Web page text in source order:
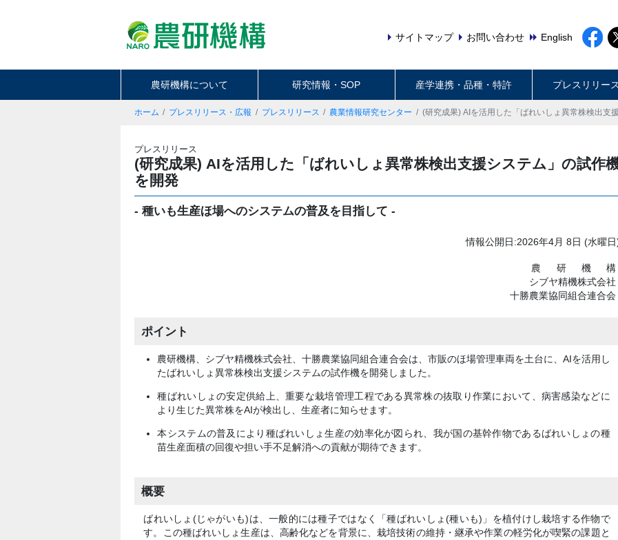
サイトマップ お問い合わせ English
農研機構について 研究情報・SOP 産学連携・品種・特許 プレスリリー
ホーム プレスリリース・広報 プレスリリース 農業情報研究センター (研究成果) AIを活用した「ばれいしょ異常株検出支
プレスリリース
(研究成果) AIを活用した「ばれいしょ異常株検出支援システム」の試作
を開発
- 種いも生産ほ場へのシステムの普及を目指して -
情報公開日:2026年4月 8日 (水曜日
農研機 構
シブヤ精機株式会社
十勝農業協同組合連合会
ポイント
農研機構、シブヤ精機株式会社、十勝農業協同組合連合会は、市販のほ場管理車両を土台に、AIを活用し
たばれいしょ異常株検出支援システムの試作機を開発しました。
種ばれいしょの安定供給上、重要な栽培管理工程である異常株の抜取り作業において、病害感染などに
より生じた異常株をAIが検出し、生産者に知らせます。
本システムの普及により種ばれいしょ生産の効率化が図られ、我が国の基幹作物であるばれいしょの種
苗生産面積の回復や担い手不足解消への貢献が期待できます。
概要
ばれいしょ(じゃがいも)は、一般的には種子ではなく「種ばれいしょ(種いも)」を植付けし栽培する作物で
す。この種ばれいしょ生産は、高齢化などを背景に、栽培技術の維持・継承や作業の軽労化が喫緊の課題と